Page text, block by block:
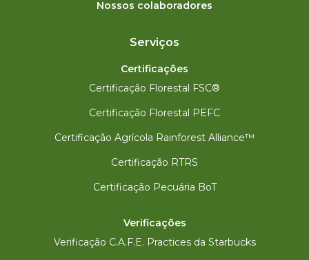
Nossos colaboradores
Serviços
Certificações
Certificação Florestal FSC®
Certificação Florestal PEFC
Certificação Agrícola Rainforest Alliance™
Certificação RTRS
Certificação Pecuária BoT
Verificações
Verificação C.A.F.E. Practices da Starbucks